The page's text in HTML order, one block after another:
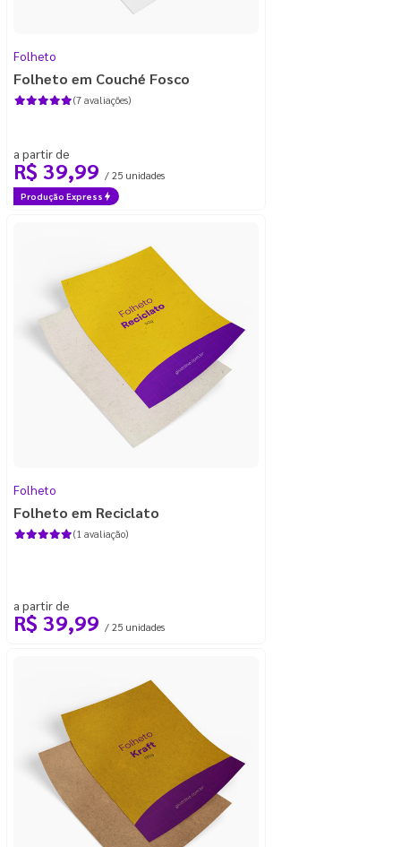
Folheto
Folheto em Couché Fosco
(7 avaliações)
a partir de
R$ 39,99 / 25 unidades
Produção Express
Folheto
Folheto em Reciclato
(1 avaliação)
a partir de
R$ 39,99 / 25 unidades